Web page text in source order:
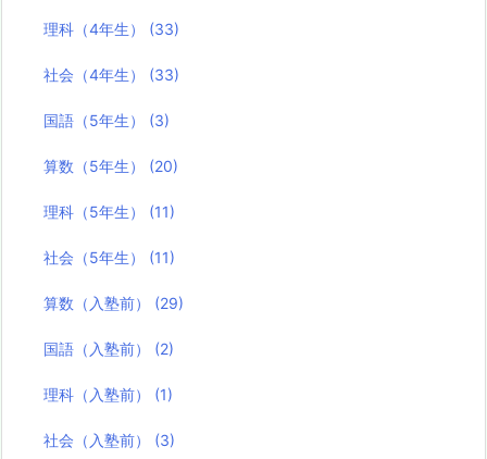
理科（4年生） (33)
社会（4年生） (33)
国語（5年生） (3)
算数（5年生） (20)
理科（5年生） (11)
社会（5年生） (11)
算数（入塾前） (29)
国語（入塾前） (2)
理科（入塾前） (1)
社会（入塾前） (3)